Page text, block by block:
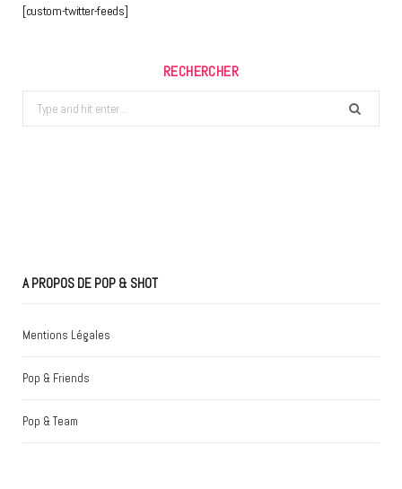
[custom-twitter-feeds]
RECHERCHER
Search
for:
A PROPOS DE POP & SHOT
Mentions Légales
Pop & Friends
Pop & Team